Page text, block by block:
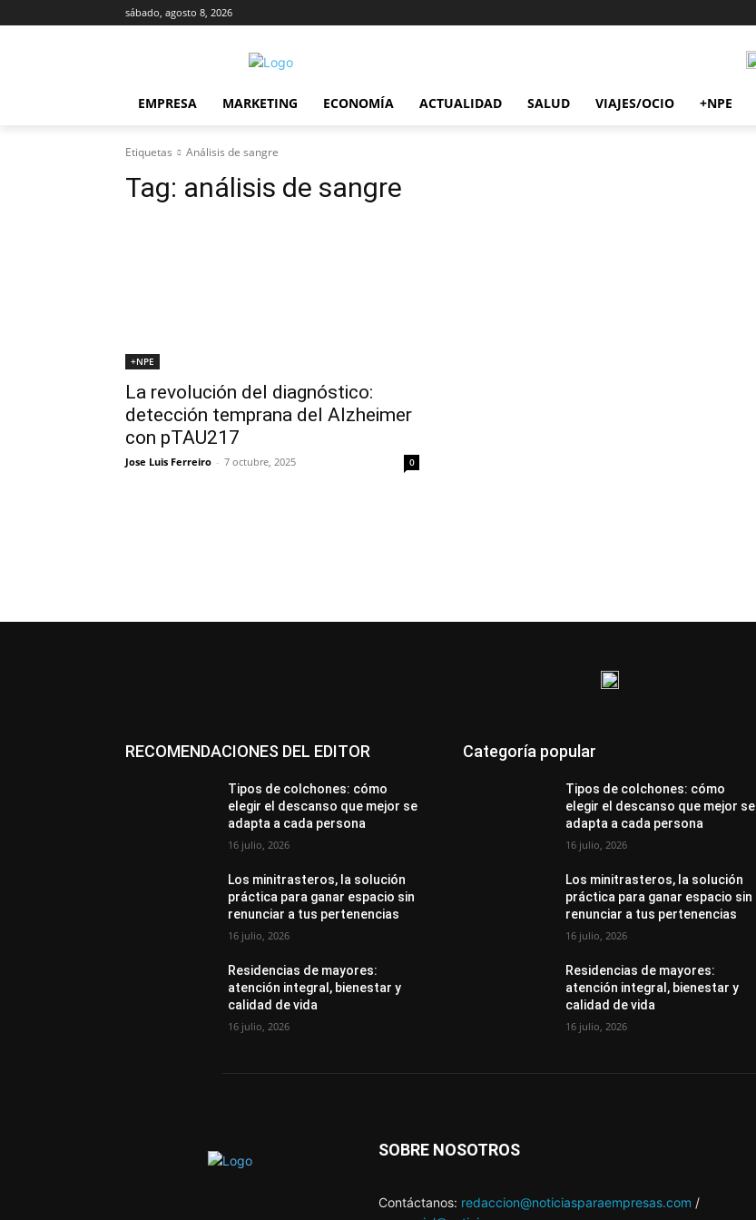
sábado, agosto 8, 2026
EMPRESA MARKETING ECONOMÍA ACTUALIDAD SALUD VIAJES/OCIO +NPE
Etiquetas Análisis de sangre
Tag: análisis de sangre
+NPE
La revolución del diagnóstico:
detección temprana del Alzheimer
con pTAU217
Jose Luis Ferreiro - 7 octubre, 2025 0
RECOMENDACIONES DEL EDITOR
Tipos de colchones: cómo
elegir el descanso que mejor se
adapta a cada persona
16 julio, 2026
Los minitrasteros, la solución
práctica para ganar espacio sin
renunciar a tus pertenencias
16 julio, 2026
Residencias de mayores:
atención integral, bienestar y
calidad de vida
16 julio, 2026
Categoría popular
Tipos de colchones: cómo
elegir el descanso que mejor se
adapta a cada persona
16 julio, 2026
Los minitrasteros, la solución
práctica para ganar espacio sin
renunciar a tus pertenencias
16 julio, 2026
Residencias de mayores:
atención integral, bienestar y
calidad de vida
16 julio, 2026
SOBRE NOSOTROS
Contáctanos: redaccion@noticiasparaempresas.com /